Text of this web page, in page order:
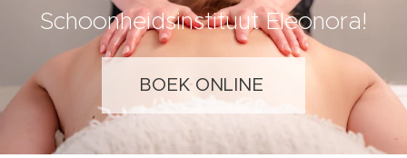
Schoonheidsinstituut Eleonora!
BOEK ONLINE